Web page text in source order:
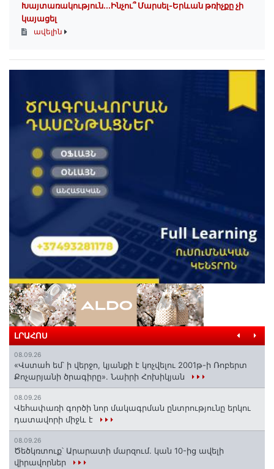
Խայտառակություն․․․Ինչու՞ Մարսել-Երևան թռիչքը չի
կայացել
ավելին
ԼՐԱՀՈՍ
08.09.26
«Վստահ եմ՝ ի վերջո, կյանքի է կոչվելու 2001թ-ի Ռոբերտ
Քոչարյանի ծրագիրը». Նաիրի Հոխիկյան
08.09.26
Վեհափառի գործի նոր մակագրման ընտրությունը երկու
դատավորի միջև է
08.09.26
Ծեծկռտուք՝ Արարատի մարզում. կան 10-ից ավելի
վիրավորներ